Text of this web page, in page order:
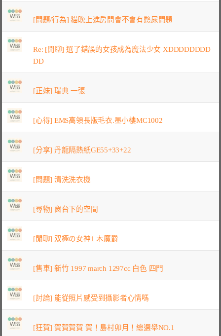
[問題/行為] 貓晚上進房間會不會有憋尿問題
Re: [閒聊] 選了錯誤的女孩成為魔法少女 XDDDDDDDD
DD
[正妹] 瑞典 一張
[心得] EMS高領長版毛衣.墨小樓MC1002
[分享] 丹龍隔熱紙GE55+33+22
[問題] 清洗洗衣機
[尋物] 窗台下的空間
[閒聊] 双極の女神1 木魔爵
[售車] 新竹 1997 march 1297cc 白色 四門
[討論] 能從照片感受到攝影者心情嗎
[狂賀] 賀賀賀賀 賀！島村卯月！總選舉NO.1